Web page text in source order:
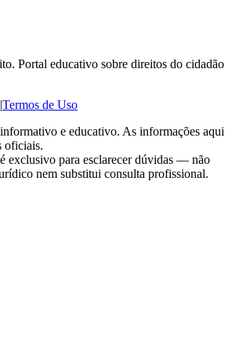
Portal educativo sobre direitos do cidadão
|Termos de Uso
e educativo. As informações aqui
oficiais.
exclusivo para esclarecer dúvidas — não
nem substitui consulta profissional.